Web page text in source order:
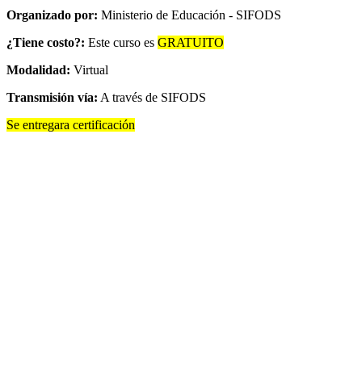
Organizado por: Ministerio de Educación - SIFODS
¿Tiene costo?: Este curso es GRATUITO
Modalidad: Virtual
Transmisión vía: A través de SIFODS
Se entregara certificación